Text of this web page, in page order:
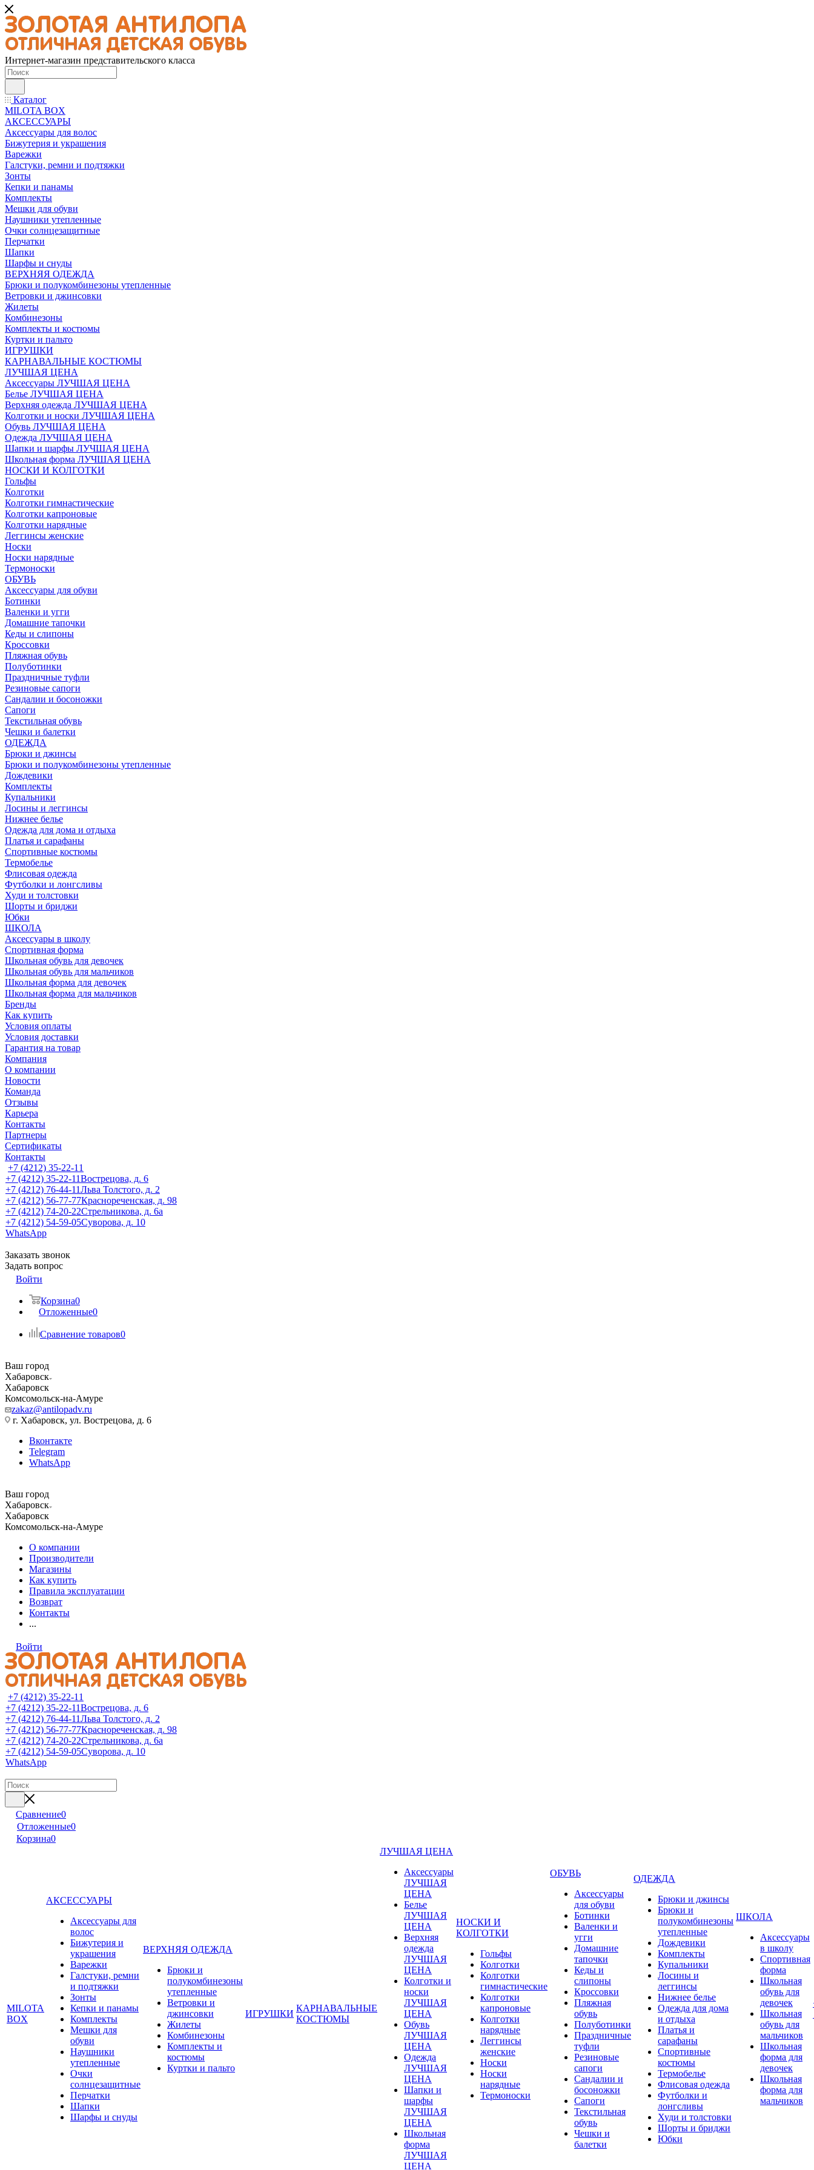
Интернет-магазин представительского класса
Каталог
MILOTA BOX
АКСЕССУАРЫ
Аксессуары для волос
Бижутерия и украшения
Варежки
Галстуки, ремни и подтяжки
Зонты
Кепки и панамы
Комплекты
Мешки для обуви
Наушники утепленные
Очки солнцезащитные
Перчатки
Шапки
Шарфы и снуды
ВЕРХНЯЯ ОДЕЖДА
Брюки и полукомбинезоны утепленные
Ветровки и джинсовки
Жилеты
Комбинезоны
Комплекты и костюмы
Куртки и пальто
ИГРУШКИ
КАРНАВАЛЬНЫЕ КОСТЮМЫ
ЛУЧШАЯ ЦЕНА
Аксессуары ЛУЧШАЯ ЦЕНА
Белье ЛУЧШАЯ ЦЕНА
Верхняя одежда ЛУЧШАЯ ЦЕНА
Колготки и носки ЛУЧШАЯ ЦЕНА
Обувь ЛУЧШАЯ ЦЕНА
Одежда ЛУЧШАЯ ЦЕНА
Шапки и шарфы ЛУЧШАЯ ЦЕНА
Школьная форма ЛУЧШАЯ ЦЕНА
НОСКИ И КОЛГОТКИ
Гольфы
Колготки
Колготки гимнастические
Колготки капроновые
Колготки нарядные
Леггинсы женские
Носки
Носки нарядные
Термоноски
ОБУВЬ
Аксессуары для обуви
Ботинки
Валенки и угги
Домашние тапочки
Кеды и слипоны
Кроссовки
Пляжная обувь
Полуботинки
Праздничные туфли
Резиновые сапоги
Сандалии и босоножки
Сапоги
Текстильная обувь
Чешки и балетки
ОДЕЖДА
Брюки и джинсы
Брюки и полукомбинезоны утепленные
Дождевики
Комплекты
Купальники
Лосины и леггинсы
Нижнее белье
Одежда для дома и отдыха
Платья и сарафаны
Спортивные костюмы
Термобелье
Флисовая одежда
Футболки и лонгсливы
Худи и толстовки
Шорты и бриджи
Юбки
ШКОЛА
Аксессуары в школу
Спортивная форма
Школьная обувь для девочек
Школьная обувь для мальчиков
Школьная форма для девочек
Школьная форма для мальчиков
Бренды
Как купить
Условия оплаты
Условия доставки
Гарантия на товар
Компания
О компании
Новости
Команда
Отзывы
Карьера
Контакты
Партнеры
Сертификаты
Контакты
+7 (4212) 35-22-11
+7 (4212) 35-22-11Вострецова, д. 6
+7 (4212) 76-44-11Льва Толстого, д. 2
+7 (4212) 56-77-77Краснореченская, д. 98
+7 (4212) 74-20-22Стрельникова, д. 6а
+7 (4212) 54-59-05Суворова, д. 10
WhatsApp
Заказать звонок
Задать вопрос
Войти
Корзина0
Отложенные0
Сравнение товаров0
Ваш город
Хабаровск
Хабаровск
Комсомольск-на-Амуре
zakaz@antilopadv.ru
г. Хабаровск, ул. Вострецова, д. 6
Вконтакте
Telegram
WhatsApp
Ваш город
Хабаровск
Хабаровск
Комсомольск-на-Амуре
О компании
Производители
Магазины
Как купить
Правила эксплуатации
Возврат
Контакты
...
Войти
+7 (4212) 35-22-11
+7 (4212) 35-22-11Вострецова, д. 6
+7 (4212) 76-44-11Льва Толстого, д. 2
+7 (4212) 56-77-77Краснореченская, д. 98
+7 (4212) 74-20-22Стрельникова, д. 6а
+7 (4212) 54-59-05Суворова, д. 10
WhatsApp
Сравнение0
Отложенные0
Корзина0
MILOTA
BOX
АКСЕССУАРЫ
Аксессуары для
волос
Бижутерия и
украшения
Варежки
Галстуки, ремни
и подтяжки
Зонты
Кепки и панамы
Комплекты
Мешки для
обуви
Наушники
утепленные
Очки
солнцезащитные
Перчатки
Шапки
Шарфы и снуды
ВЕРХНЯЯ ОДЕЖДА
Брюки и
полукомбинезоны
утепленные
Ветровки и
джинсовки
Жилеты
Комбинезоны
Комплекты и
костюмы
Куртки и пальто
ИГРУШКИ
КАРНАВАЛЬНЫЕ
КОСТЮМЫ
ЛУЧШАЯ ЦЕНА
Аксессуары
ЛУЧШАЯ
ЦЕНА
Белье
ЛУЧШАЯ
ЦЕНА
Верхняя
одежда
ЛУЧШАЯ
ЦЕНА
Колготки и
носки
ЛУЧШАЯ
ЦЕНА
Обувь
ЛУЧШАЯ
ЦЕНА
Одежда
ЛУЧШАЯ
ЦЕНА
Шапки и
шарфы
ЛУЧШАЯ
ЦЕНА
Школьная
форма
ЛУЧШАЯ
ЦЕНА
НОСКИ И
КОЛГОТКИ
Гольфы
Колготки
Колготки
гимнастические
Колготки
капроновые
Колготки
нарядные
Леггинсы
женские
Носки
Носки
нарядные
Термоноски
ОБУВЬ
Аксессуары
для обуви
Ботинки
Валенки и
угги
Домашние
тапочки
Кеды и
слипоны
Кроссовки
Пляжная
обувь
Полуботинки
Праздничные
туфли
Резиновые
сапоги
Сандалии и
босоножки
Сапоги
Текстильная
обувь
Чешки и
балетки
ОДЕЖДА
Брюки и джинсы
Брюки и
полукомбинезоны
утепленные
Дождевики
Комплекты
Купальники
Лосины и
леггинсы
Нижнее белье
Одежда для дома
и отдыха
Платья и
сарафаны
Спортивные
костюмы
Термобелье
Флисовая одежда
Футболки и
лонгсливы
Худи и толстовки
Шорты и бриджи
Юбки
ШКОЛА
Аксессуары
в школу
Спортивная
форма
Школьная
обувь для
девочек
Школьная
обувь для
мальчиков
Школьная
форма для
девочек
Школьная
форма для
мальчиков